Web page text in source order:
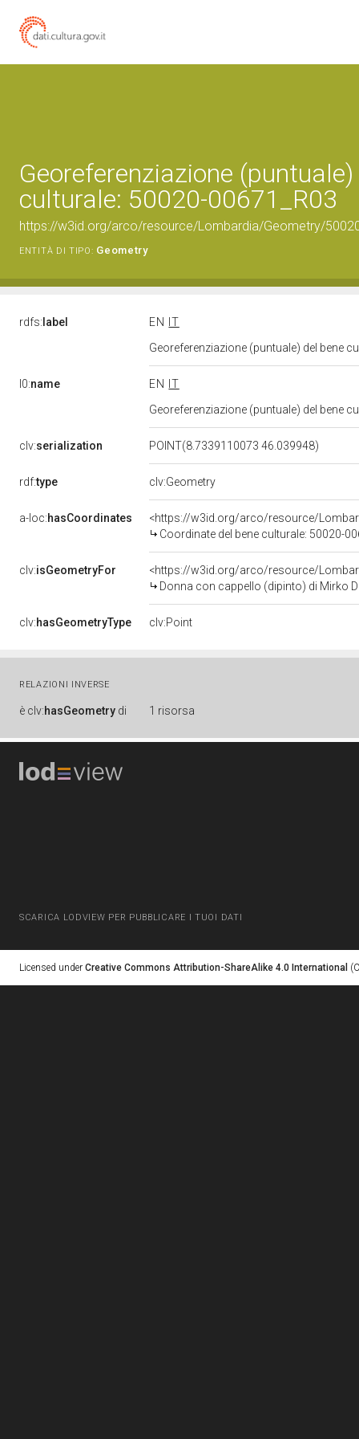
Georeferenziazione
culturale: 50020-00671_R03
https://w3id.org/arco/resource/Lombardia/Geometry/
ENTITÀ DI TIPO: Geometry
rdfs: label EN
IT
Georeferenziazione (puntuale) del bene
l0:name EN
IT
Georeferenziazione (puntuale) del bene
clv:serialization POINT(8.7339110073 46.039948)
rdf:type clv:Geometry
a-loc:hasCoordinates
<https://w3id.org/arco/resource/
Coordinate del bene culturale: 50020-
clv:isGeometryFor
<https://w3id.org/arco/resource/
Donna con cappello (dipinto) di Mirko
clv:hasGeometryType clv:Point
RELAZIONI INVERSE
è clv:hasGeometry di 1 risorsa
SCARICA LODVIEW PER PUBBLICARE I TUOI DATI
Licensed under Creative Commons Attribution-ShareAlike 4.0 International